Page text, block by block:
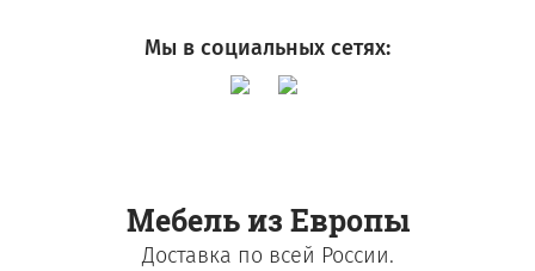
Мебель из Европы
Доставка по всей России.
Мы в социальных сетях: